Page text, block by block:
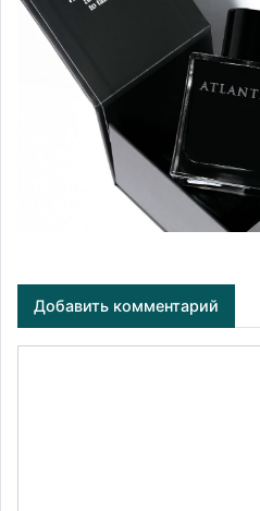
Добавить комментарий